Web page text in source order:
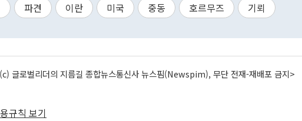
파견 이란 미국 중동 호르무즈 기뢰
글로벌리더의 지름길 종합뉴스통신사 뉴스핌(Newspim), 무단 전재-재배포 금지>
규칙 보기